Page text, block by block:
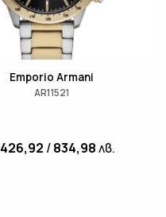
Emporio Armani
AR11521
426,92 /834,98лв.